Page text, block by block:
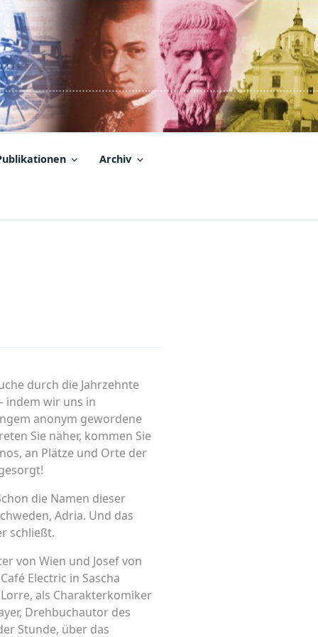
Archiv
durch die Jahrzehnte
indem wir uns in
anonym gewordene
Sie näher, kommen Sie
an Plätze und Orte der
die Namen dieser
Adria. Und das
schließt.
von Wien und Josef von
Electric in Sascha
als Charakterkomiker
Drehbuchautor des
Stunde, über das